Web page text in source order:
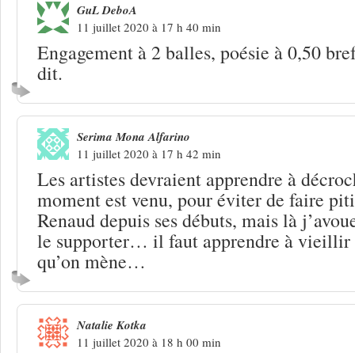
GuL DeboA
11 juillet 2020 à 17 h 40 min
Engagement à 2 balles, poésie à 0,50
dit.
Serima Mona Alfarino
11 juillet 2020 à 17 h 42 min
Les artistes devraient apprendre à
moment est venu, pour éviter de faire
Renaud depuis ses débuts, mais là
le supporter… il faut apprendre à vieillir
qu’on mène…
Natalie Kotka
11 juillet 2020 à 18 h 00 min